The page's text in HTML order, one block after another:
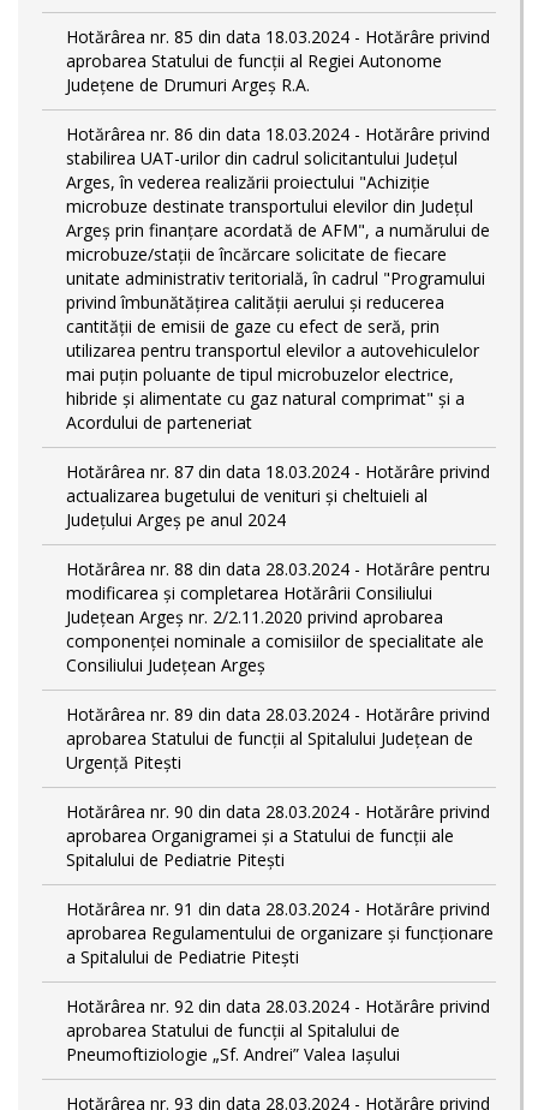
Hotărârea nr. 85 din data 18.03.2024 - Hotărâre privind
aprobarea Statului de funcţii al Regiei Autonome
Județene de Drumuri Argeș R.A.
Hotărârea nr. 86 din data 18.03.2024 - Hotărâre privind
stabilirea UAT-urilor din cadrul solicitantului Județul
Arges, în vederea realizării proiectului "Achiziție
microbuze destinate transportului elevilor din Județul
Argeș prin finanțare acordată de AFM", a numărului de
microbuze/stații de încărcare solicitate de fiecare
unitate administrativ teritorială, în cadrul "Programului
privind îmbunătățirea calității aerului și reducerea
cantității de emisii de gaze cu efect de seră, prin
utilizarea pentru transportul elevilor a autovehiculelor
mai puțin poluante de tipul microbuzelor electrice,
hibride și alimentate cu gaz natural comprimat" și a
Acordului de parteneriat
Hotărârea nr. 87 din data 18.03.2024 - Hotărâre privind
actualizarea bugetului de venituri și cheltuieli al
Județului Argeș pe anul 2024
Hotărârea nr. 88 din data 28.03.2024 - Hotărâre pentru
modificarea și completarea Hotărârii Consiliului
Județean Argeș nr. 2/2.11.2020 privind aprobarea
componenței nominale a comisiilor de specialitate ale
Consiliului Județean Argeș
Hotărârea nr. 89 din data 28.03.2024 - Hotărâre privind
aprobarea Statului de funcții al Spitalului Județean de
Urgență Pitești
Hotărârea nr. 90 din data 28.03.2024 - Hotărâre privind
aprobarea Organigramei și a Statului de funcţii ale
Spitalului de Pediatrie Pitești
Hotărârea nr. 91 din data 28.03.2024 - Hotărâre privind
aprobarea Regulamentului de organizare și funcționare
a Spitalului de Pediatrie Pitești
Hotărârea nr. 92 din data 28.03.2024 - Hotărâre privind
aprobarea Statului de funcţii al Spitalului de
Pneumoftiziologie „Sf. Andrei” Valea Iașului
Hotărârea nr. 93 din data 28.03.2024 - Hotărâre privind